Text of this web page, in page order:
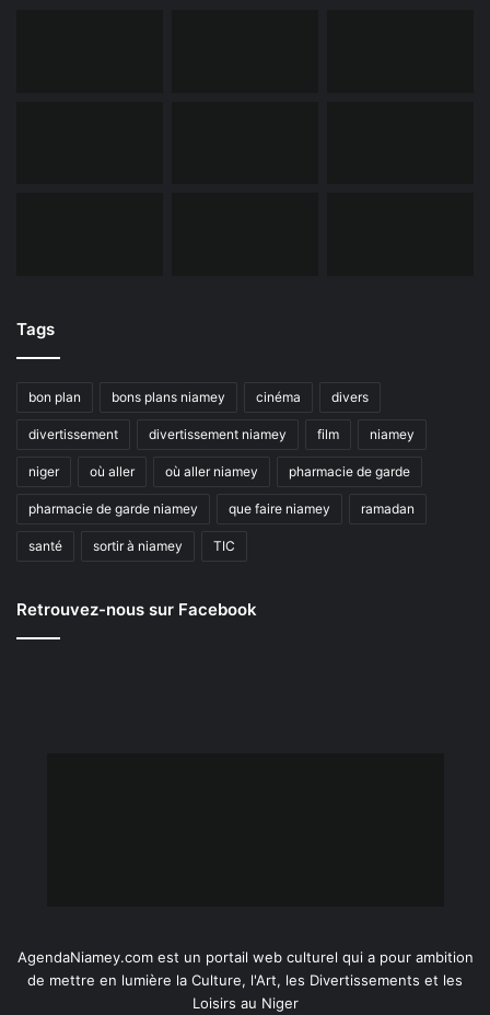
Tags
bon plan bons plans niamey cinéma divers
divertissement divertissement niamey film niamey
niger où aller où aller niamey pharmacie de garde
pharmacie de garde niamey que faire niamey ramadan
santé sortir à niamey TIC
Retrouvez-nous sur Facebook
AgendaNiamey.com est un portail web culturel qui a pour ambition
de mettre en lumière la Culture, l'Art, les Divertissements et les
Loisirs au Niger